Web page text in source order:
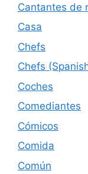
Cantantes de
Casa
Chefs
Chefs
Coches
Comediantes
Cómicos
Comida
Común